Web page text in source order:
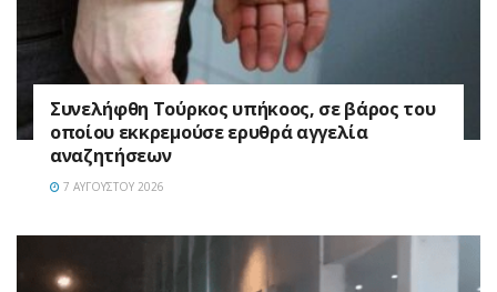
Συνελήφθη Τούρκος υπήκοος, σε βάρος του
οποίου εκκρεμούσε ερυθρά αγγελία
αναζητήσεων
7 ΑΥΓΟΎΣΤΟΥ 2026